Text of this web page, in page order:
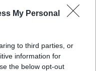
My Personal
to third parties, or
information for
the below opt-out